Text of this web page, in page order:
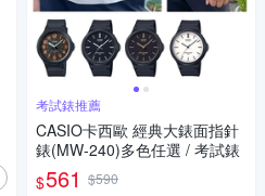
考試錶推薦
CASIO卡西歐 經典大錶面指針
錶(MW-240)多色任選 / 考試錶
$561 $590